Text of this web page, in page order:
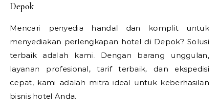
Depok
Mencari penyedia handal dan komplit untuk
menyediakan perlengkapan hotel di Depok? Solusi
terbaik adalah kami. Dengan barang unggulan,
layanan profesional, tarif terbaik, dan ekspedisi
cepat, kami adalah mitra ideal untuk keberhasilan
bisnis hotel Anda.